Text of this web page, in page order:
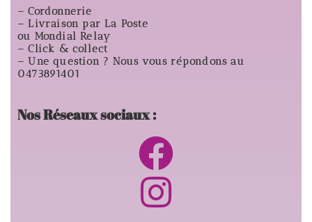
– Cordonnerie
– Livraison par La Poste
ou Mondial Relay
– Click & collect
– Une question ? Nous vous répondons au
0473891401
Nos Réseaux sociaux :